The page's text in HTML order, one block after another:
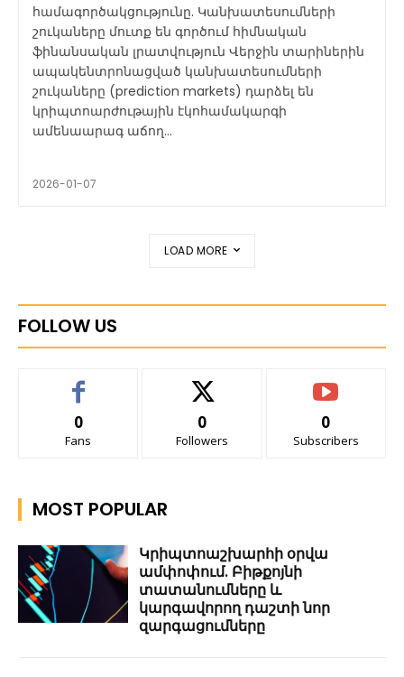
համագործակցությունը. Կանխատեսումների
շուկաները մուտք են գործում հիմնական
ֆինանսական լրատվություն Վերջին տարիներին
ապակենտրոնացված կանխատեսումների
շուկաները (prediction markets) դարձել են
կրիպտոարժութային էկոհամակարգի
ամենաարագ աճող...
2026-01-07
LOAD MORE
FOLLOW US
0
Fans
0
Followers
0
Subscribers
MOST POPULAR
Կրիպտոաշխարհի օրվա
ամփոփում. Բիթքոյնի
տատանումները և
կարգավորող դաշտի նոր
զարգացումները